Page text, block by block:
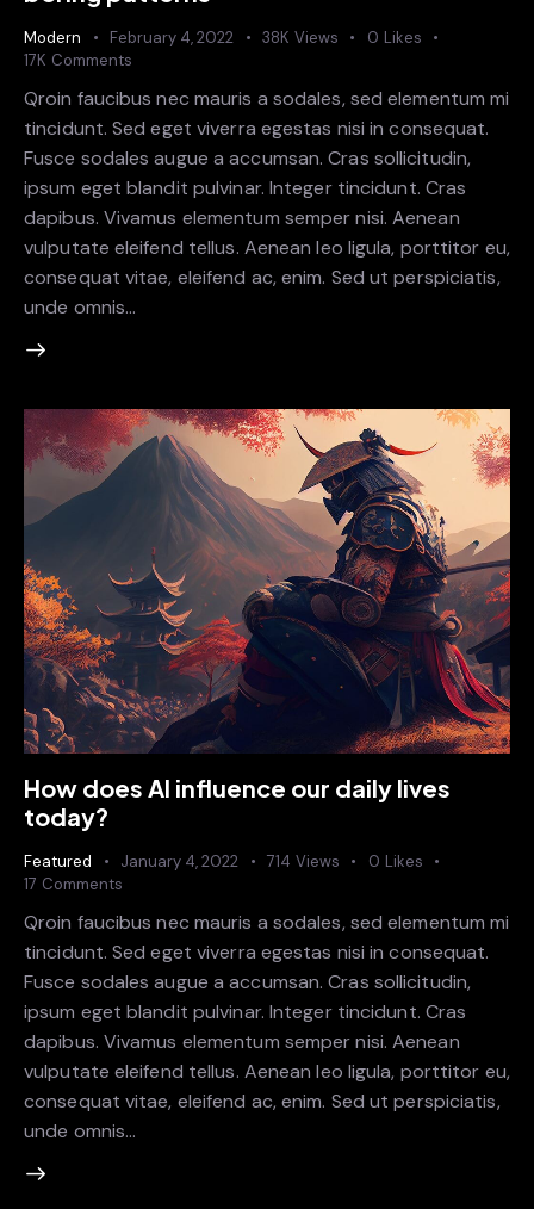
Modern February 4, 2022 38K Views 0 Likes
17K Comments
Qroin faucibus nec mauris a sodales, sed elementum mi
tincidunt. Sed eget viverra egestas nisi in consequat.
Fusce sodales augue a accumsan. Cras sollicitudin,
ipsum eget blandit pulvinar. Integer tincidunt. Cras
dapibus. Vivamus elementum semper nisi. Aenean
vulputate eleifend tellus. Aenean leo ligula, porttitor eu,
consequat vitae, eleifend ac, enim. Sed ut perspiciatis,
unde omnis…
How does AI influence our daily lives
today?
Featured January 4, 2022 714 Views 0 Likes
17 Comments
Qroin faucibus nec mauris a sodales, sed elementum mi
tincidunt. Sed eget viverra egestas nisi in consequat.
Fusce sodales augue a accumsan. Cras sollicitudin,
ipsum eget blandit pulvinar. Integer tincidunt. Cras
dapibus. Vivamus elementum semper nisi. Aenean
vulputate eleifend tellus. Aenean leo ligula, porttitor eu,
consequat vitae, eleifend ac, enim. Sed ut perspiciatis,
unde omnis…